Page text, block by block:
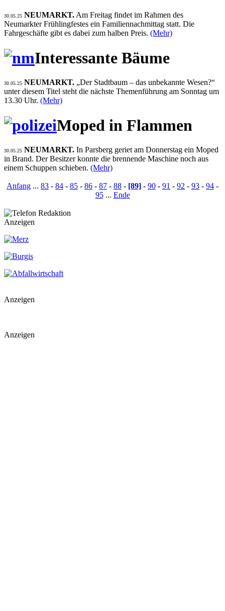
30.05.25 NEUMARKT. Am Freitag findet im Rahmen des
Neumarkter Frühlingfestes ein Familiennachmittag statt. Die
Fahrgeschäfte gibt es dabei zum halben Preis. (Mehr)
Interessante Bäume
30.05.25 NEUMARKT. „Der Stadtbaum – das unbekannte Wesen?“
unter diesem Titel steht die nächste Themenführung am Sonntag um
13.30 Uhr. (Mehr)
Moped in Flammen
30.05.25 NEUMARKT. In Parsberg geriet am Donnerstag ein Moped
in Brand. Der Besitzer konnte die brennende Maschine noch aus
einem Schuppen schieben. (Mehr)
Anfang ... 83 - 84 - 85 - 86 - 87 - 88 - [89] - 90 - 91 - 92 - 93 - 94 -
95... Ende
Anzeigen
Anzeigen
Anzeigen